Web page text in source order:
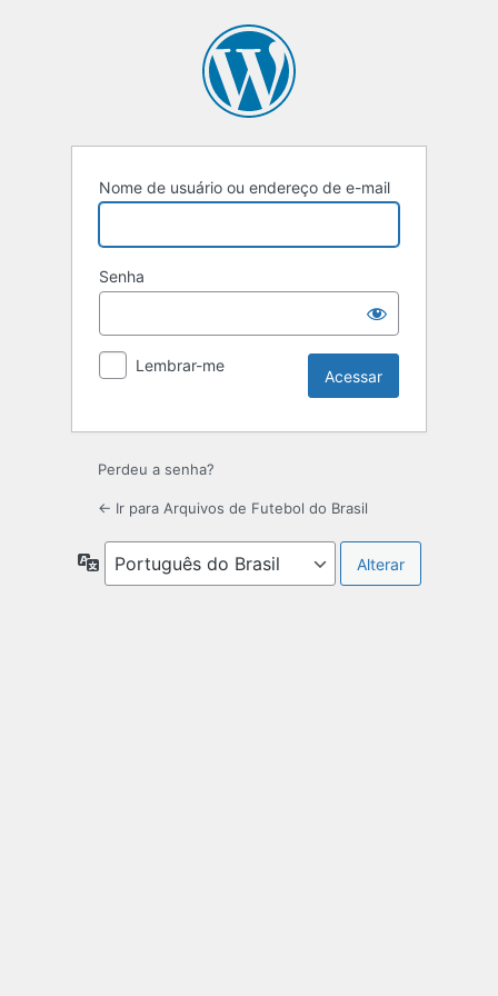
Nome de usuário ou endereço de e-mail
Senha
Lembrar-me
Perdeu a senha?
← Ir para Arquivos de Futebol do Brasil
Idioma